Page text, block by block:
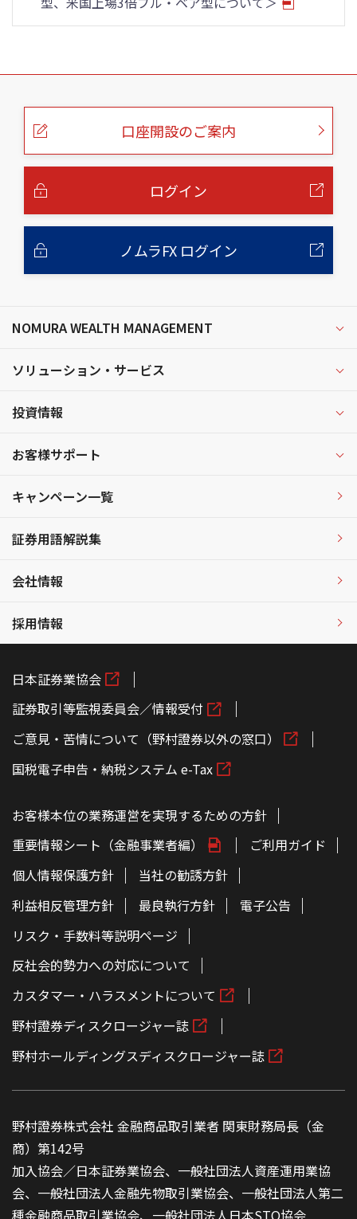
こ
口座開設のご案内
ログイン
ノムラFX ログイン
NOMURA WEALTH MANAGEMENT
ソリューション・サービス
投資情報
お客様サポート
キャンペーン一覧
証券用語解説集
会社情報
採用情報
日本証券業協会
証券取引等監視委員会／情報受付
ご意見・苦情について（野村證券以外の窓口）
国税電子申告・納税システム e-Tax
お客様本位の業務運営を実現するための方針
重要情報シート（金融事業者編）
ご利用ガイド
個人情報保護方針
当社の勧誘方針
利益相反管理方針
最良執行方針
電子公告
リスク・手数料等説明ページ
反社会的勢力への対応について
カスタマー・ハラスメントについて
野村證券ディスクロージャー誌
野村ホールディングスディスクロージャー誌
野村證券株式会社 金融商品取引業者 関東財務局長（金
商）第142号
加入協会／日本証券業協会、一般社団法人資産運用業協
会、一般社団法人金融先物取引業協会、一般社団法人第二